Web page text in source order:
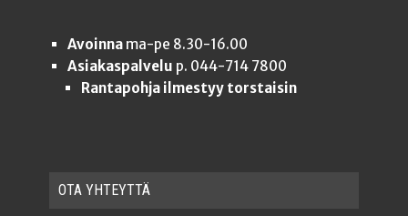
Avoinnama-pe 8.30-16.00
Asiakaspalvelu p. 044-714 7800
Rantapohja ilmestyy torstaisin
OTA YHTEYT­TÄ